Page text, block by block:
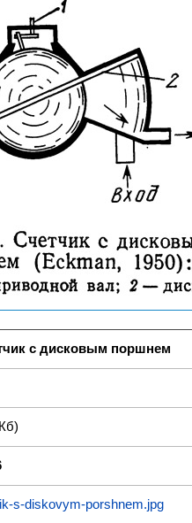
с дисковым поршнем
s-diskovym-porshnem.jpg